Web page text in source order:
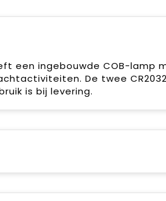
een ingebouwde COB-lamp
De twee
is bij levering.